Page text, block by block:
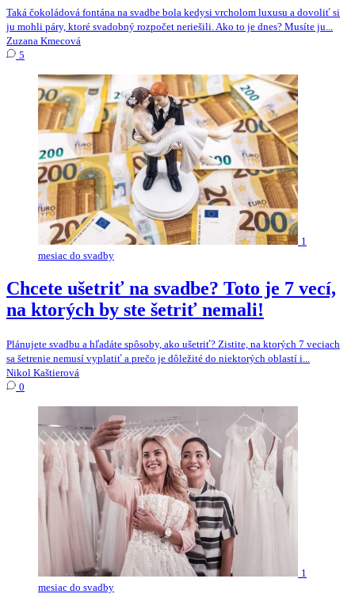
Taká čokoládová fontána na svadbe bola kedysi vrcholom luxusu a dovoliť si
ju mohli páry, ktoré svadobný rozpočet neriešili. Ako to je dnes? Musíte ju...
Zuzana Kmecová
5
1
mesiac do svadby
Chcete ušetriť na svadbe? Toto je 7 vecí,
na ktorých by ste šetriť nemali!
Plánujete svadbu a hľadáte spôsoby, ako ušetriť? Zistite, na ktorých 7 veciach
sa šetrenie nemusí vyplatiť a prečo je dôležité do niektorých oblastí i...
Nikol Kaštierová
0
1
mesiac do svadby